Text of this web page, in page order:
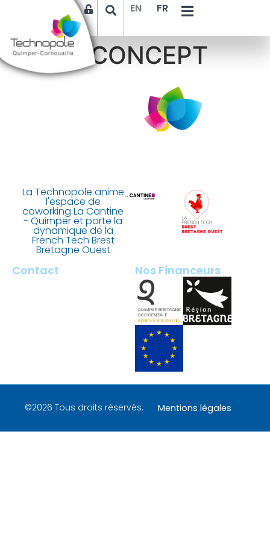
EN FR
SOLIA CONCEPT
La Technopole anime
l'espace de
coworking La Cantine
- Quimper et porte la
dynamique de la
French Tech Brest
Bretagne Ouest
Contact Nos Financeurs
©2026 Tous droits réservés. Mentions légales